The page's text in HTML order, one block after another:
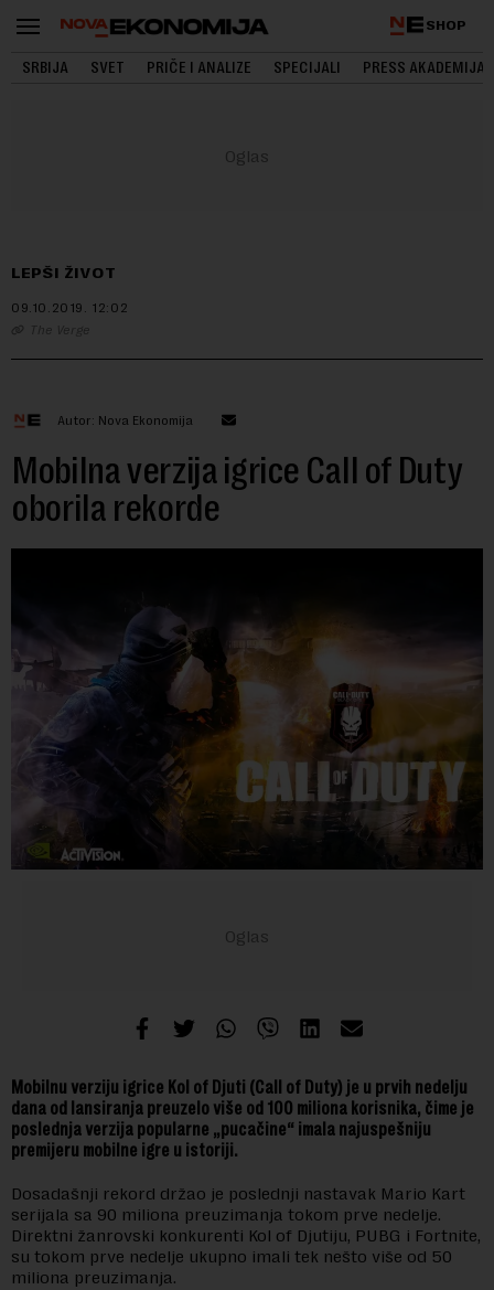
SHOP
SRBIJA SVET PRIČE I ANALIZE SPECIJALI PRESS AKADEMIJA
LEPŠI ŽIVOT
09.10.2019. 12:02
The Verge
Autor: Nova Ekonomija
Mobilna verzija igrice Call of Duty
oborila rekorde
Mobilnu verziju igrice Kol of Djuti (Call of Duty) je u prvih nedelju
dana od lansiranja preuzelo više od 100 miliona korisnika, čime je
poslednja verzija popularne „pucačine“ imala najuspešniju
premijeru mobilne igre u istoriji.
Dosadašnji rekord držao je poslednji nastavak Mario Kart
serijala sa 90 miliona preuzimanja tokom prve nedelje.
Direktni žanrovski konkurenti Kol of Djutiju, PUBG i Fortnite,
su tokom prve nedelje ukupno imali tek nešto više od 50
miliona preuzimanja.